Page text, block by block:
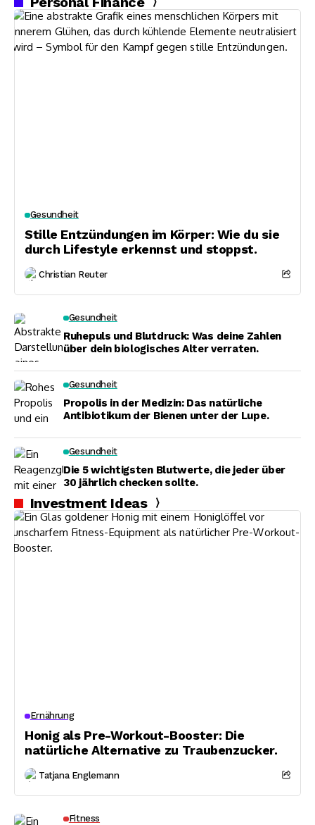
Gesundheit
Stille Entzündungen im Körper: Wie du sie
durch Lifestyle erkennst und stoppst.
Christian Reuter
Gesundheit
Ruhepuls und Blutdruck: Was deine Zahlen
über dein biologisches Alter verraten.
Gesundheit
Propolis in der Medizin: Das natürliche
Antibiotikum der Bienen unter der Lupe.
Gesundheit
Die 5 wichtigsten Blutwerte, die jeder über
30 jährlich checken sollte.
Investment Ideas
Ernährung
Honig als Pre-Workout-Booster: Die
natürliche Alternative zu Traubenzucker.
Tatjana Englemann
Fitness